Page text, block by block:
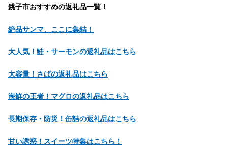
銚子市おすすめの返礼品一覧！
絶品サンマ、ここに集結！
大人気！鮭・サーモンの返礼品はこちら
大容量！さばの返礼品はこちら
海鮮の王者！マグロの返礼品はこちら
長期保存・防災！缶詰の返礼品はこちら
甘い誘惑！スイーツ特集はこちら！